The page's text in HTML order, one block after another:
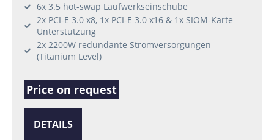
6x 3.5 hot-swap Laufwerkseinschübe
2x PCI-E 3.0 x8, 1x PCI-E 3.0 x16 & 1x SIOM-Karte
Unterstützung
2x 2200W redundante Stromversorgungen
(Titanium Level)
Price on request
DETAILS